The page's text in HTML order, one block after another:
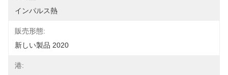
インパルス熱
販売形態:
新しい製品 2020
港: